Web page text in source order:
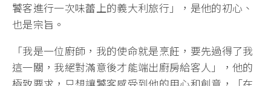
饕客進行一次味蕾上的義大利旅行」，是他的初心、
也是宗旨。
「我是一位廚師，我的使命就是烹飪，要先過得了我
這一關，我絕對滿意後才能端出廚房給客人」，他的